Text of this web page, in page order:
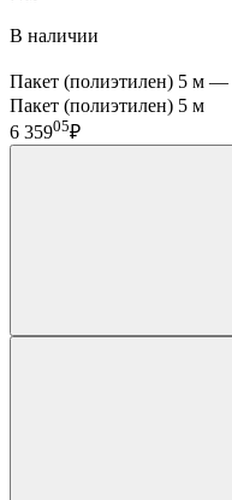
В наличии
Пакет (полиэтилен) 5 м —
Пакет (полиэтилен) 5 м
6 35905₽